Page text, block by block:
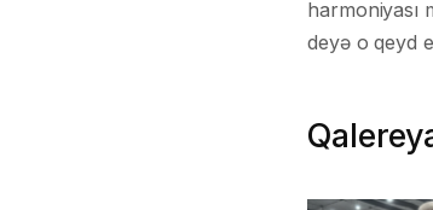
harmoniyası
deyə o qeyd